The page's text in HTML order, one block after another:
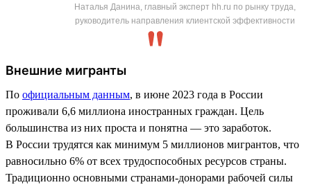
Наталья Данина, главный эксперт hh.ru по рынку труда,
руководитель направления клиентской эффективности
Внешние мигранты
По официальным данным, в июне 2023 года в России
проживали 6,6 миллиона иностранных граждан. Цель
большинства из них проста и понятна — это заработок.
В России трудятся как минимум 5 миллионов мигрантов, что
равносильно 6% от всех трудоспособных ресурсов страны.
Традиционно основными странами-донорами рабочей силы